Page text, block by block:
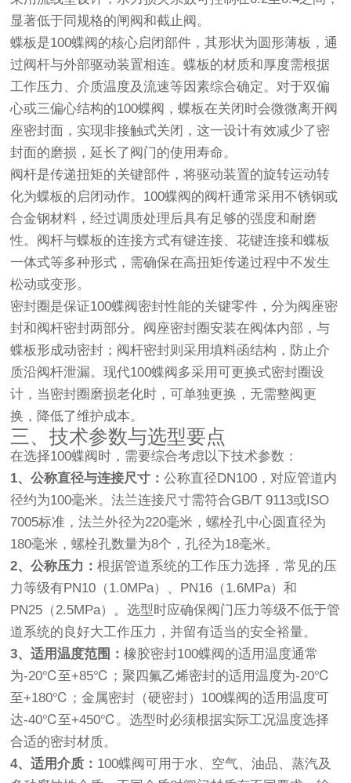
显著低于同规格的闸阀和截止阀。
蝶板是100蝶阀的核心启闭部件，其形状为圆形薄板，通
过阀杆与外部驱动装置相连。蝶板的材质和厚度需根据
工作压力、介质温度及流速等因素综合确定。对于双偏
心或三偏心结构的100蝶阀，蝶板在关闭时会微微离开阀
座密封面，实现非接触式关闭，这一设计有效减少了密
封面的磨损，延长了阀门的使用寿命。
阀杆是传递扭矩的关键部件，将驱动装置的旋转运动转
化为蝶板的启闭动作。100蝶阀的阀杆通常采用不锈钢或
合金钢材料，经过调质处理后具有足够的强度和耐磨
性。阀杆与蝶板的连接方式有键连接、花键连接和蝶板
一体式等多种形式，需确保在高扭矩传递过程中不发生
松动或变形。
密封圈是保证100蝶阀密封性能的关键零件，分为阀座密
封和阀杆密封两部分。阀座密封圈安装在阀体内部，与
蝶板形成动密封；阀杆密封则采用填料函结构，防止介
质沿阀杆泄漏。现代100蝶阀多采用可更换式密封圈设
计，当密封圈磨损老化时，可单独更换，无需整阀更
换，降低了维护成本。
三、技术参数与选型要点
在选择100蝶阀时，需要综合考虑以下技术参数：
1、公称直径与连接尺寸：公称直径DN100，对应管道内
径约为100毫米。法兰连接尺寸需符合GB/T 9113或ISO
7005标准，法兰外径为220毫米，螺栓孔中心圆直径为
180毫米，螺栓孔数量为8个，孔径为18毫米。
2、公称压力：根据管道系统的工作压力选择，常见的压
力等级有PN10（1.0MPa）、PN16（1.6MPa）和
PN25（2.5MPa）。选型时应确保阀门压力等级不低于管
道系统的良好大工作压力，并留有适当的安全裕量。
3、适用温度范围：橡胶密封100蝶阀的适用温度通常
为-20℃至+85℃；聚四氟乙烯密封的适用温度为-20℃
至+180℃；金属密封（硬密封）100蝶阀的适用温度可
达-40℃至+450℃。选型时必须根据实际工况温度选择
合适的密封材质。
4、适用介质： 100蝶阀可用于水、空气、油品、蒸汽及